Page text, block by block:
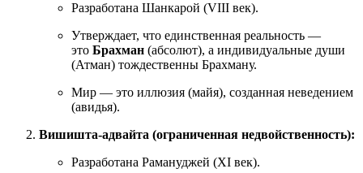
Разработана Шанкарой (VIII век).
Утверждает, что единственная реальность —
это Брахман (абсолют), а индивидуальные души
(Атман) тождественны Брахману.
Мир — это иллюзия (майя), созданная неведением
(авидья).
Вишишта-адвайта (ограниченная недвойственность):
Разработана Рамануджей (XI век).